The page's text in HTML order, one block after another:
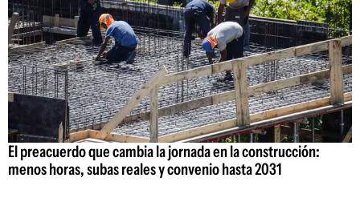
El preacuerdo que cambia la jornada en la construcción:
menos horas, subas reales y convenio hasta 2031